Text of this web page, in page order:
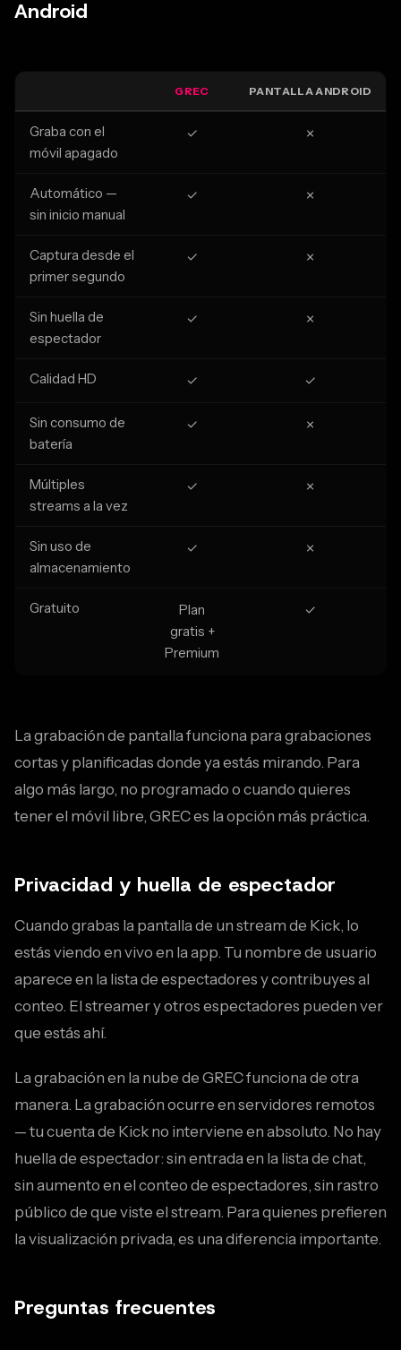
Android
GREC PANTALLA ANDROID
Graba con el
móvil apagado
✓ ✗
Automático —
sin inicio manual
✓ ✗
Captura desde el
primer segundo
✓ ✗
Sin huella de
espectador
✓ ✗
Calidad HD ✓ ✓
Sin consumo de
batería
✓ ✗
Múltiples
streams a la vez
✓ ✗
Sin uso de
almacenamiento
✓ ✗
Gratuito
Plan
gratis +
Premium
✓
La grabación de pantalla funciona para grabaciones
cortas y planificadas donde ya estás mirando. Para
algo más largo, no programado o cuando quieres
tener el móvil libre, GREC es la opción más práctica.
Privacidad y huella de espectador
Cuando grabas la pantalla de un stream de Kick, lo
estás viendo en vivo en la app. Tu nombre de usuario
aparece en la lista de espectadores y contribuyes al
conteo. El streamer y otros espectadores pueden ver
que estás ahí.
La grabación en la nube de GREC funciona de otra
manera. La grabación ocurre en servidores remotos
— tu cuenta de Kick no interviene en absoluto. No hay
huella de espectador: sin entrada en la lista de chat,
sin aumento en el conteo de espectadores, sin rastro
público de que viste el stream. Para quienes prefieren
la visualización privada, es una diferencia importante.
Preguntas frecuentes